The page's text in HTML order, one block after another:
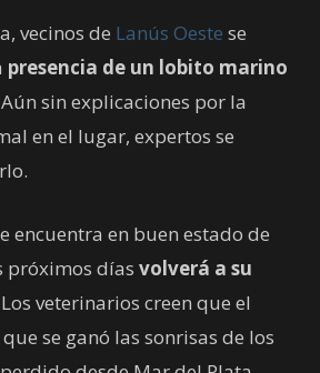
vecinos de Lanús Oeste se
presencia de un lobito marino
Aún sin explicaciones por la
en el lugar, expertos se
encuentra en buen estado de
próximos días volverá a su
Los veterinarios creen que el
se ganó las sonrisas de los